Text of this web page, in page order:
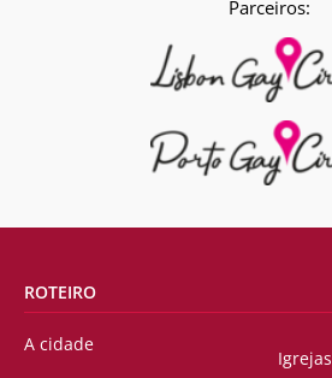
Parceiros:
ROTEIRO
A cidade
Igrejas